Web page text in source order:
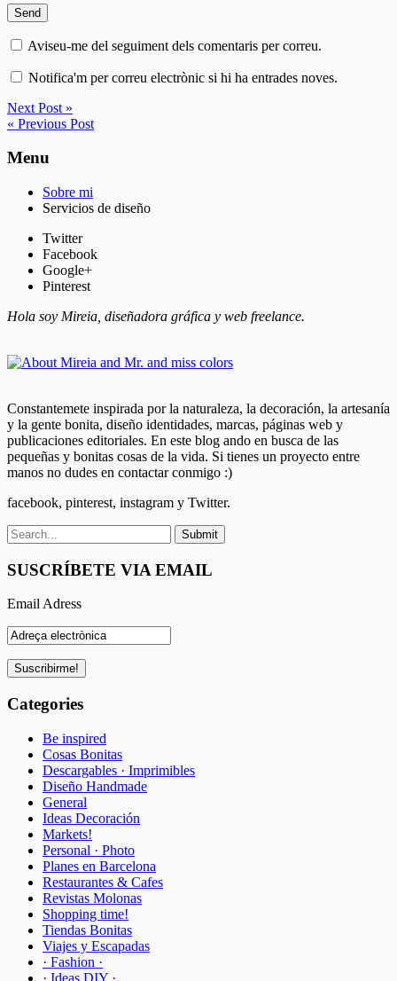
Aviseu-me del seguiment dels comentaris per correu.
Notifica'm per correu electrònic si hi ha entrades noves.
Next Post »
« Previous Post
Menu
Sobre mi
Servicios de diseño
Twitter
Facebook
Google+
Pinterest
Hola soy Mireia, diseñadora gráfica y web freelance.
Constantemete inspirada por la naturaleza, la decoración, la artesanía
y la gente bonita, diseño identidades, marcas, páginas web y
publicaciones editoriales. En este blog ando en busca de las
pequeñas y bonitas cosas de la vida. Si tienes un proyecto entre
manos no dudes en contactar conmigo :)
facebook, pinterest, instagram y Twitter.
SUSCRÍBETE VIA EMAIL
Email Adress
Categories
Be inspired
Cosas Bonitas
Descargables · Imprimibles
Diseño Handmade
General
Ideas Decoración
Markets!
Personal · Photo
Planes en Barcelona
Restaurantes & Cafes
Revistas Molonas
Shopping time!
Tiendas Bonitas
Viajes y Escapadas
· Fashion ·
· Ideas DIY ·